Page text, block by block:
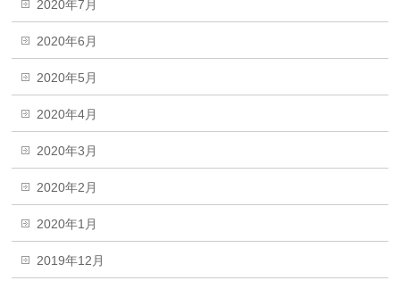
2020年7月
2020年6月
2020年5月
2020年4月
2020年3月
2020年2月
2020年1月
2019年12月